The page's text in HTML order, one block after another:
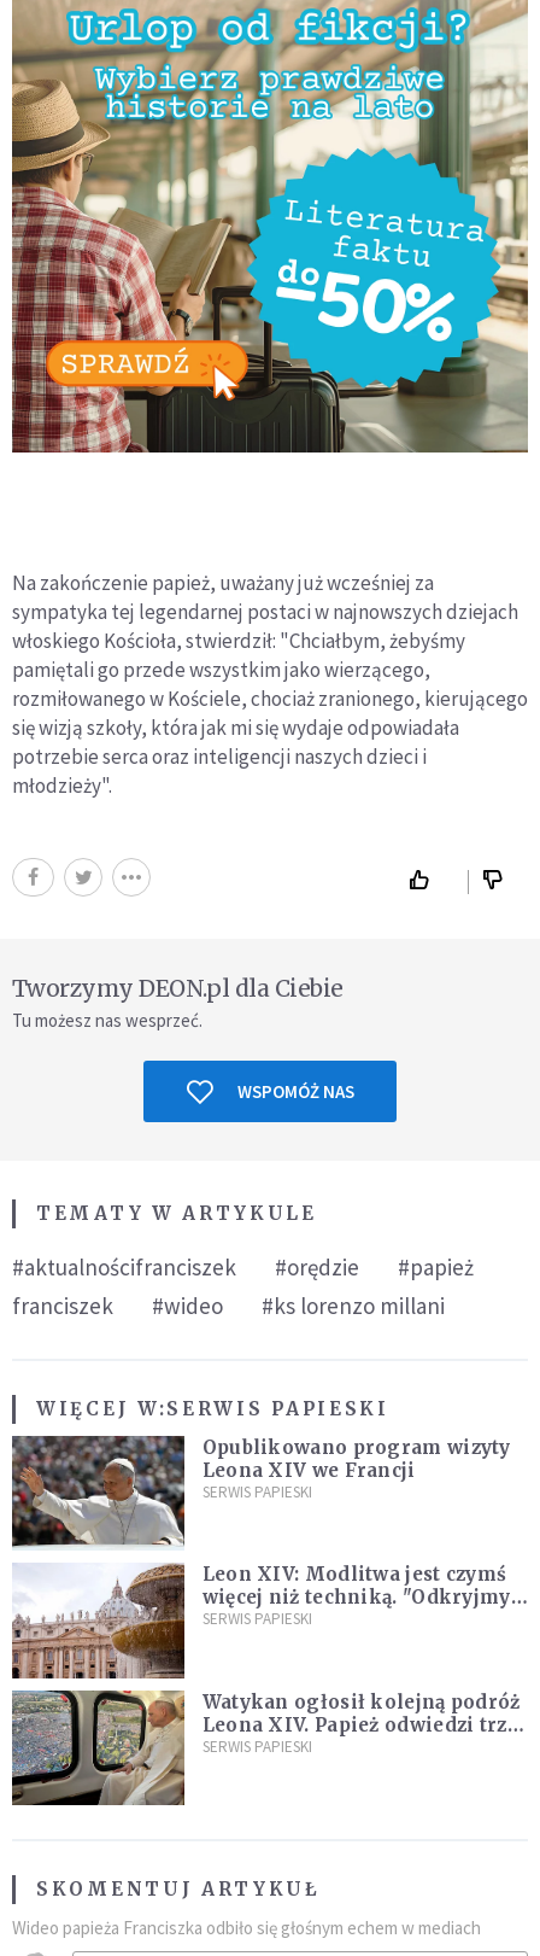
Na zakończenie papież, uważany już wcześniej za
sympatyka tej legendarnej postaci w najnowszych dziejach
włoskiego Kościoła, stwierdził: "Chciałbym, żebyśmy
pamiętali go przede wszystkim jako wierzącego,
rozmiłowanego w Kościele, chociaż zranionego, kierującego
się wizją szkoły, która jak mi się wydaje odpowiadała
potrzebie serca oraz inteligencji naszych dzieci i
młodzieży".
Tworzymy DEON.pl dla Ciebie
Tu możesz nas wesprzeć.
WSPOMÓŻ NAS
TEMATY W ARTYKULE
#aktualnościfranciszek #orędzie
#papież
franciszek
#wideo #ks lorenzo millani
WIĘCEJ W:SERWIS PAPIESKI
Opublikowano program wizyty
Leona XIV we Francji
SERWIS PAPIESKI
Leon XIV: Modlitwa jest czymś
więcej niż techniką. "Odkryjmy
ją na nowo"
SERWIS PAPIESKI
Watykan ogłosił kolejną podróż
Leona XIV. Papież odwiedzi trzy
kraje Ameryki Południowej
SERWIS PAPIESKI
SKOMENTUJ ARTYKUŁ
Wideo papieża Franciszka odbiło się głośnym echem w mediach